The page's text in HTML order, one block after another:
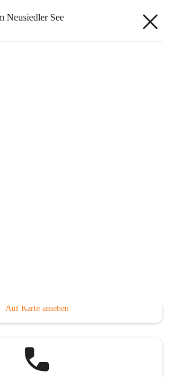
Neusiedler See
Auf Karte ansehen